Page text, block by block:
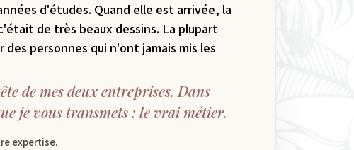
d'études. Quand elle est arrivée, la
de très beaux dessins. La plupart
personnes qui n'ont jamais mis les
de mes deux entreprises. Dans
je vous transmets : le vrai métier.
expertise.